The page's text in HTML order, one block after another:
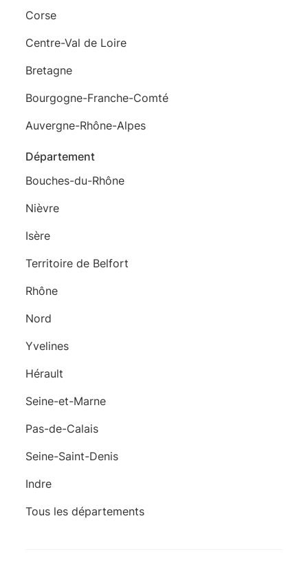
Corse
Centre-Val de Loire
Bretagne
Bourgogne-Franche-Comté
Auvergne-Rhône-Alpes
Département
Bouches-du-Rhône
Nièvre
Isère
Territoire de Belfort
Rhône
Nord
Yvelines
Hérault
Seine-et-Marne
Pas-de-Calais
Seine-Saint-Denis
Indre
Tous les départements